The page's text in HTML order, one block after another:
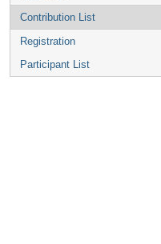
Contribution List
Registration
Participant List